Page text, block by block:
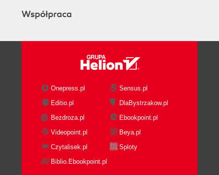
Współpraca
Onepress.pl
Sensus.pl
Editio.pl
DlaBystrzakow.pl
Bezdroza.pl
Ebookpoint.pl
Videopoint.pl
Beya.pl
Czytalisek.pl
Sploty
Biblio.Ebookpoint.pl